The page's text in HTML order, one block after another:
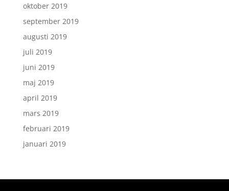
oktober 2019
september 2019
augusti 2019
juli 2019
juni 2019
maj 2019
april 2019
mars 2019
februari 2019
januari 2019